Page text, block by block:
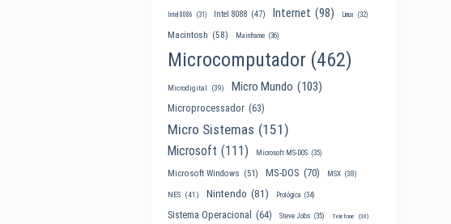
Intel 8086 (31) Intel 8088 (47) Internet (98) Linux (32)
Macintosh (58) Mainframe (36)
Microcomputador (462)
Microdigital (39) Micro Mundo (103)
Microprocessador (63)
Micro Sistemas (151)
Microsoft (111) Microsoft MS-DOS (35)
Microsoft Windows (51) MS-DOS (70) MSX (38)
NES (41) Nintendo (81) Prológica (34)
Sistema Operacional (64) Steve Jobs (35) Telefone (30)